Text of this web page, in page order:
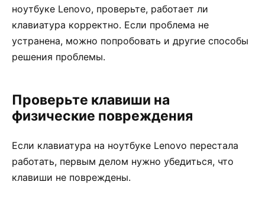
ноутбуке Lenovo, проверьте, работает ли
клавиатура корректно. Если проблема не
устранена, можно попробовать и другие способы
решения проблемы.
Проверьте клавиши на
физические повреждения
Если клавиатура на ноутбуке Lenovo перестала
работать, первым делом нужно убедиться, что
клавиши не повреждены.